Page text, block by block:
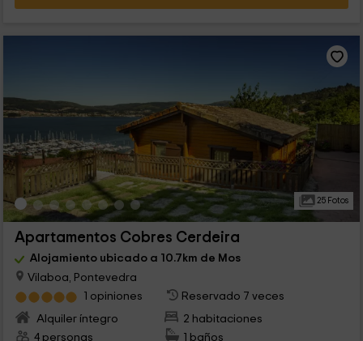
25 Fotos
Apartamentos Cobres Cerdeira
Alojamiento ubicado a 10.7km de Mos
Vilaboa, Pontevedra
1 opiniones
Reservado 7 veces
Alquiler íntegro
2 habitaciones
4 personas
1 baños